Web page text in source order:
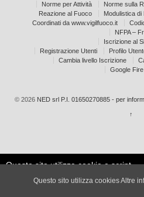
Norme per Attività
Norme sulla
Reazione al Fuoco
Modulistica
Coordinati da www.vigilfuoco.it
NFPA –
Iscrizione al
Registrazione Utenti
Profilo
Cambia livello Iscrizione
Google Fire
© 2026 NED srl P.I. 01650270885 - per
↑
Questo sito utilizza cookie e script
esperienza.
Questo sito utilizza cookiesAltre